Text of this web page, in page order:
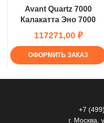
Avant Quartz 7000
Калакатта Эно 7000
₽
ОФОРМИТЬ ЗАКАЗ
+7
г. Москва,